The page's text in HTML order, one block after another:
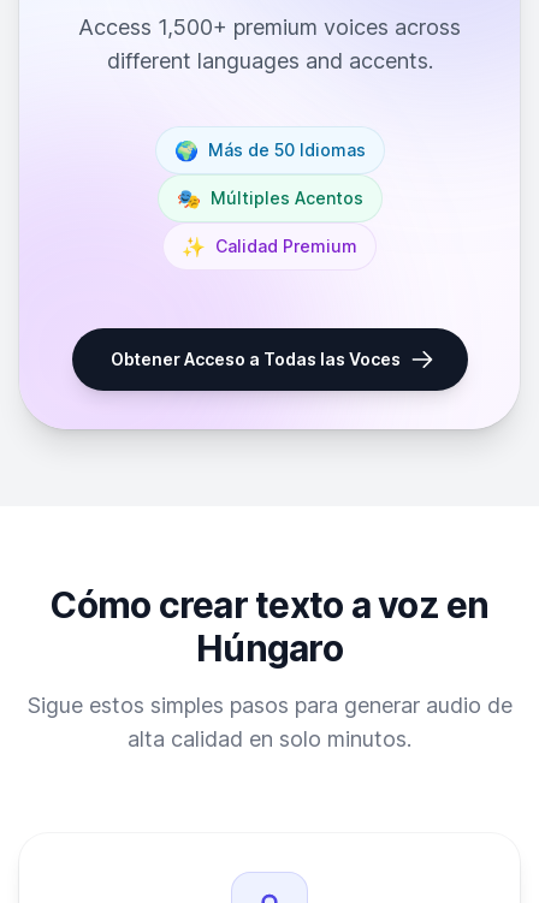
Access 1,500+ premium voices across
different languages and accents.
🌍 Más de 50 Idiomas
🎭 Múltiples Acentos
✨ Calidad Premium
Obtener Acceso a Todas las Voces
Cómo crear texto a voz en
Húngaro
Sigue estos simples pasos para generar audio de
alta calidad en solo minutos.